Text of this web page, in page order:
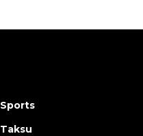
Sports
Taksu